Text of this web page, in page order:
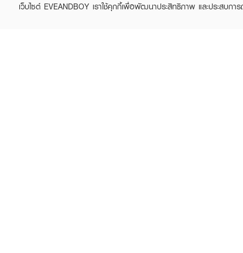
เว็บไซต์ EVEANDBOY เราใช้คุกกี้เพื่อพัฒนาประสิทธิภาพ และประสบก